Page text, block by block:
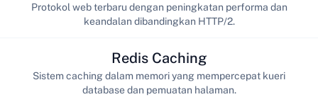
Protokol web terbaru dengan peningkatan performa dan
keandalan dibandingkan HTTP/2.
Redis Caching
Sistem caching dalam memori yang mempercepat kueri
database dan pemuatan halaman.